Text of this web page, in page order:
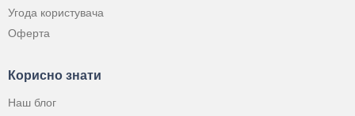
Угода користувача
Оферта
Корисно знати
Наш блог